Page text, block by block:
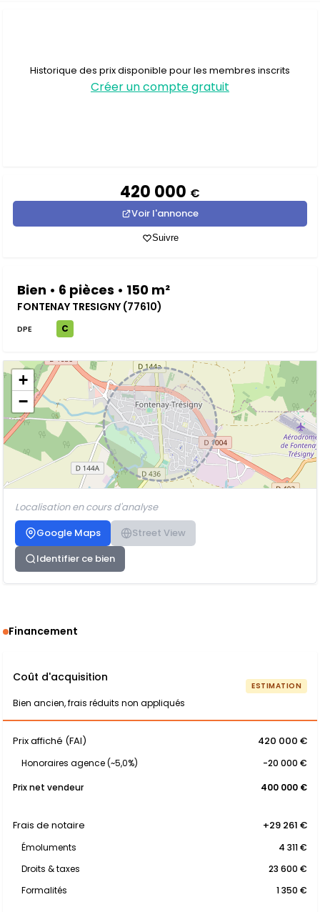
Historique des prix disponible pour les membres inscrits
Créer un compte gratuit
420 000 €
Voir l'annonce
Suivre
Bien • 6 pièces • 150 m²
FONTENAY TRESIGNY (77610)
DPE C
+
−
Localisation en cours d'analyse
Google Maps
Street View
Identifier ce bien
Financement
Coût d'acquisition
Bien ancien, frais réduits non appliqués
ESTIMATION
Prix affiché (FAI) 420 000 €
Honoraires agence (~5,0%)
-20 000 €
Prix net vendeur
400 000 €
Frais de notaire +29 261 €
Émoluments
4 311 €
Droits & taxes
23 600 €
Formalités
1 350 €